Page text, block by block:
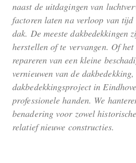
naast de uitdagingen van
factoren laten na verloop van tijd
dak. De meeste dakbedekkingen
herstellen of te vervangen. Of
repareren van een kleine
vernieuwen van de
dakbedekkingsproject in
professionele handen. We
benadering voor zowel
relatief nieuwe constructies.